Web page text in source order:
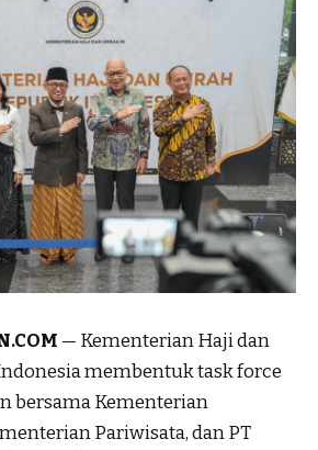
— Kementerian Haji dan
membentuk task force
bersama Kementerian
Pariwisata, dan PT